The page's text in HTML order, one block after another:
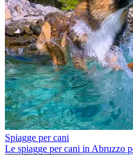
Spiagge per cani
Le spiagge per cani in Abruzzo